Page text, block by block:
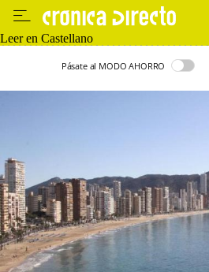
Leer en Castellano
Pásate al MODO AHORRO